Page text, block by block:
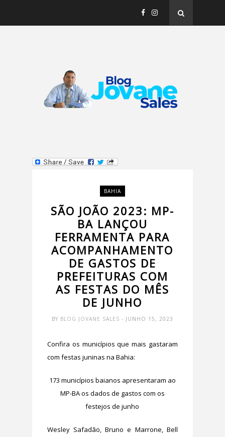
BAHIA
SÃO JOÃO 2023: MP-
BA LANÇOU
FERRAMENTA PARA
ACOMPANHAMENTO
DE GASTOS DE
PREFEITURAS COM
AS FESTAS DO MÊS
DE JUNHO
BY BLOG JOVANE SALES - JUNHO 15, 2023
Confira os municípios que mais gastaram
com festas juninas na Bahia:
173 municípios baianos apresentaram ao
MP-BA os dados de gastos com os
festejos de junho
Wesley Safadão, Bruno e Marrone, Bell